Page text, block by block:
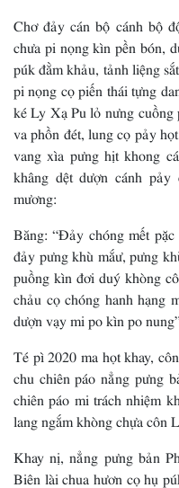
Chơ đảy cán bộ cánh bộ
chưa pi nọng kìn pền bón,
púk đằm khảu, tảnh liệng
pi nọng cọ piến thái tựng
ké Ly Xạ Pu lỏ nưng cuồng
va phồn đét, lung cọ pảy
vang xìa pưng hịt khong
khâng dệt dượn cánh
mương:
Băng: “Đảy chóng mết
đảy pưng khù mắư, pưng
puồng kìn đơi duý khòng
chảu cọ chóng hanh hạng
dượn vạy mi po kìn po
Té pì 2020 ma họt khay,
chu chiên páo nẳng pưng
chiên páo mi trách nhiệm
lang ngắm khòng chựa côn
Khay nị, nẳng pưng bản
Biên lài chua hươn cọ hụ